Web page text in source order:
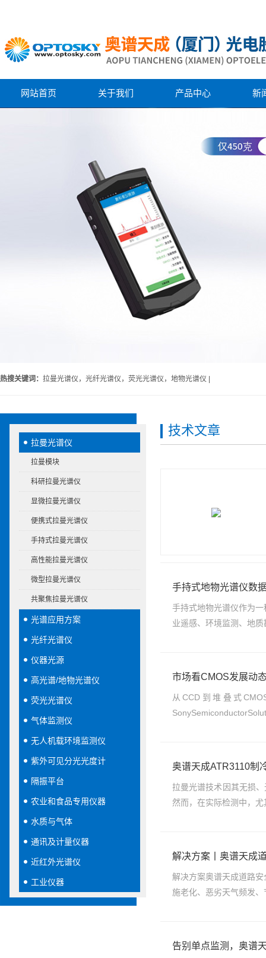
网站首页 关于我们 产品中心 新
热搜关键词： 拉曼光谱仪，光纤光谱仪，荧光光谱仪，地物光谱仪 |
拉曼光谱仪
拉曼模块
科研拉曼光谱仪
显微拉曼光谱仪
便携式拉曼光谱仪
手持式拉曼光谱仪
高性能拉曼光谱仪
微型拉曼光谱仪
共聚焦拉曼光谱仪
光谱应用方案
光纤光谱仪
仪器光源
高光谱/地物光谱仪
荧光光谱仪
气体监测仪
无人机载环境监测仪
紫外可见分光光度计
隔振平台
农业和食品专用仪器
水质与气体
通讯及计量仪器
近红外光谱仪
工业仪器
技术文章
手持式地物光谱仪数
手持式地物光谱仪作为
业遥感、环境监测、地
市场看CMOS发展动
从CCD到堆叠式
奥谱天成ATR3110制
拉曼光谱技术因其无损
然而，在实际检测中，
解决方案丨奥谱天成
解决方案奥谱天成道路
施老化、恶劣天气频发
告别单点监测，奥谱